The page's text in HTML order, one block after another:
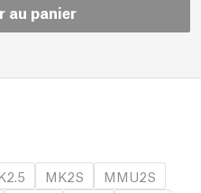
au panier
MK2S
MMU2S